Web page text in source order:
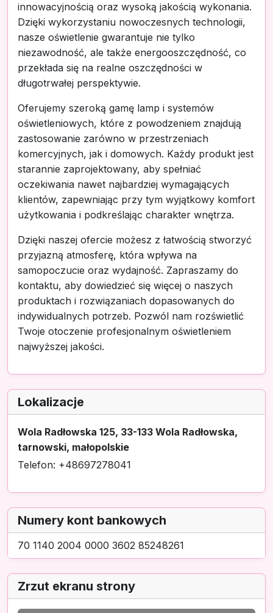
innowacyjnością oraz wysoką jakością wykonania.
Dzięki wykorzystaniu nowoczesnych technologii,
nasze oświetlenie gwarantuje nie tylko
niezawodność, ale także energooszczędność, co
przekłada się na realne oszczędności w
długotrwałej perspektywie.
Oferujemy szeroką gamę lamp i systemów
oświetleniowych, które z powodzeniem znajdują
zastosowanie zarówno w przestrzeniach
komercyjnych, jak i domowych. Każdy produkt jest
starannie zaprojektowany, aby spełniać
oczekiwania nawet najbardziej wymagających
klientów, zapewniając przy tym wyjątkowy komfort
użytkowania i podkreślając charakter wnętrza.
Dzięki naszej ofercie możesz z łatwością stworzyć
przyjazną atmosferę, która wpływa na
samopoczucie oraz wydajność. Zapraszamy do
kontaktu, aby dowiedzieć się więcej o naszych
produktach i rozwiązaniach dopasowanych do
indywidualnych potrzeb. Pozwól nam rozświetlić
Twoje otoczenie profesjonalnym oświetleniem
najwyższej jakości.
Lokalizacje
Wola Radłowska 125, 33-133 Wola Radłowska,
tarnowski, małopolskie
Telefon: +48697278041
Numery kont bankowych
70 1140 2004 0000 3602 85248261
Zrzut ekranu strony